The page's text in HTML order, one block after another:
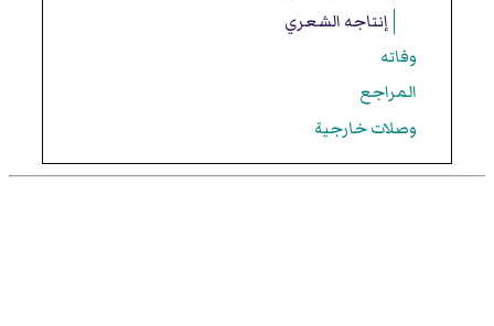
إنتاجه الشعري
وفاته
المراجع
وصلات خارجية